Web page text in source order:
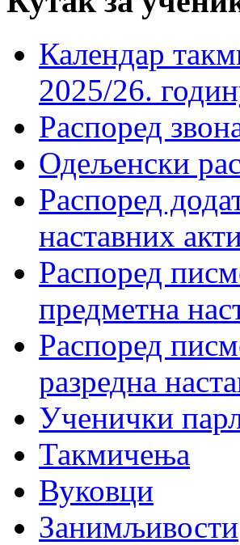
Календар
2025/26.
Распоред
Одељенски
Распоред
наставних
Распоред
предметна
Распоред
разредна
Ученички
Такмичења
Вуковци
Занимљивости